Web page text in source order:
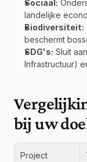
Sociaal:
landelijke
Biodiversiteit:
beschermt
SDG's: Sluit
Infrastructuur)
bij uw
Project